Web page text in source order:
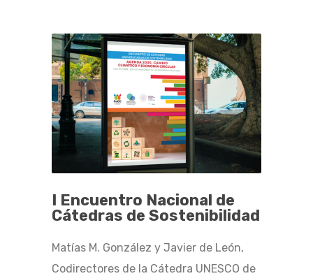
I Encuentro Nacional de
Cátedras de Sostenibilidad
Matías M. González y Javier de León,
Codirectores de la Cátedra UNESCO de